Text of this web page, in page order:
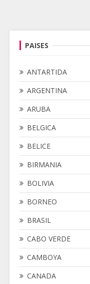
PAISES
ANTARTIDA
ARGENTINA
ARUBA
BELGICA
BELICE
BIRMANIA
BOLIVIA
BORNEO
BRASIL
CABO VERDE
CAMBOYA
CANADA